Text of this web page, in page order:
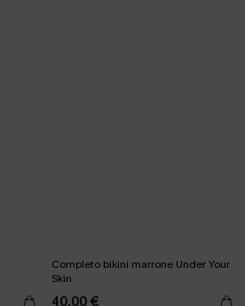
Completo bikini marrone Under Your
Skin
40,00 €